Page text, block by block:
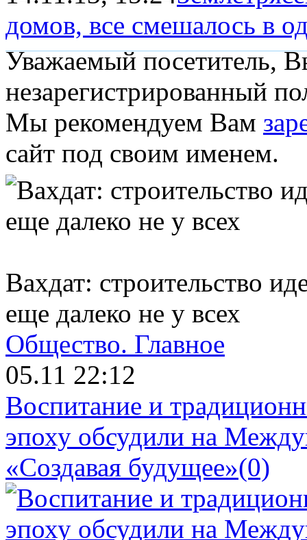
домов, все смешалось в
Уважаемый посетитель,
незарегистрированный
Мы рекомендуем Вам
сайт под своим именем.
Вахдат: строительство
еще далеко не у всех
Общество. Главное
05.11 22:12
Воспитание и
эпоху обсудили на
«Создавая будущее»(0)